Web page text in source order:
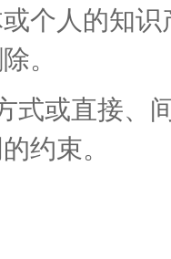
个人的知
。
式或直接、
约束。